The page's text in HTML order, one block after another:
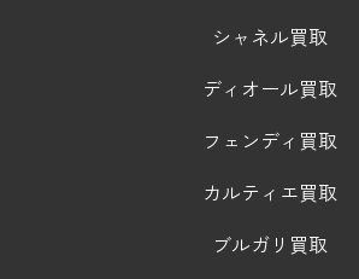
シャネル買取
ディオール買取
フェンディ買取
カルティエ買取
ブルガリ買取